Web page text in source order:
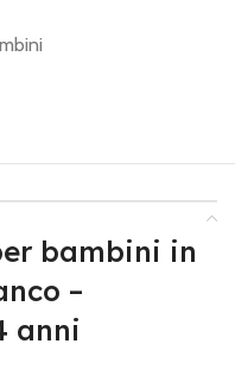
di pagamento
costo nascosto
bambini in
–
anni